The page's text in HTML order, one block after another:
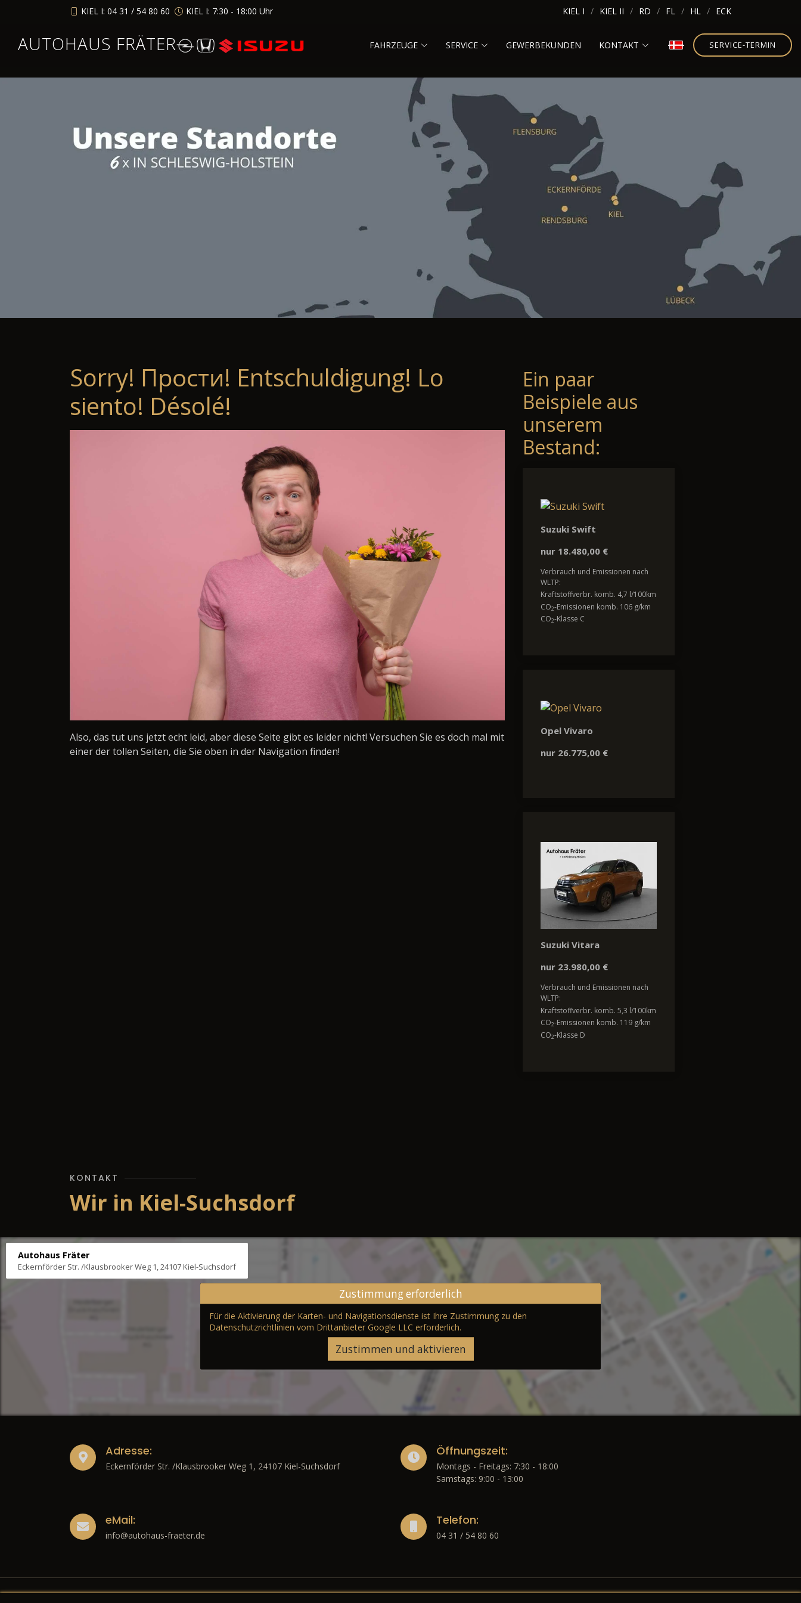
KIEL I: 04 31 / 54 80 60 KIEL I: 7:30 - 18:00 Uhr KIEL I KIEL II RD FL HL ECK
AUTOHAUS FRÄTER FAHRZEUGE SERVICE GEWERBEKUNDEN KONTAKT SERVICE-TERMIN
Sorry! Прости! Entschuldigung! Lo
siento! Désolé!
Also, das tut uns jetzt echt leid, aber diese Seite gibt es leider nicht! Versuchen Sie es doch mal mit
einer der tollen Seiten, die Sie oben in der Navigation finden!
Ein paar
Beispiele aus
unserem
Bestand:
Suzuki Swift
nur 18.480,00 €
Verbrauch und Emissionen nach
WLTP:
Kraftstoffverbr. komb. 4,7 l/100km
CO2-Emissionen komb. 106 g/km
CO2-Klasse C
Opel Vivaro
nur 26.775,00 €
Suzuki Vitara
nur 23.980,00 €
Verbrauch und Emissionen nach
WLTP:
Kraftstoffverbr. komb. 5,3 l/100km
CO2-Emissionen komb. 119 g/km
CO2-Klasse D
KONTAKT
Wir in Kiel-Suchsdorf
Autohaus Fräter
Eckernförder Str. /Klausbrooker Weg 1, 24107 Kiel-Suchsdorf
Zustimmung erforderlich
Für die Aktivierung der Karten- und Navigationsdienste ist Ihre Zustimmung zu den
Datenschutzrichtlinien vom Drittanbieter Google LLC erforderlich.
Zustimmen und aktivieren
Adresse:
Eckernförder Str. /Klausbrooker Weg 1, 24107 Kiel-Suchsdorf
Öffnungszeit:
Montags - Freitags: 7:30 - 18:00
Samstags: 9:00 - 13:00
eMail:
info@autohaus-fraeter.de
Telefon:
04 31 / 54 80 60